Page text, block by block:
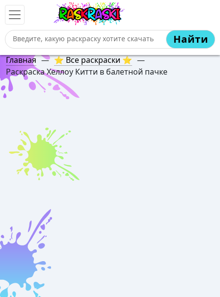
Найти
Главная — ⭐ Все раскраски ⭐ —
Раскраска Хеллоу Китти в балетной пачке